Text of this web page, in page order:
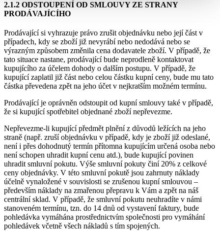
2.1.2 ODSTOUPENÍ OD SMLOUVY ZE STRANY
PRODÁVAJÍCÍHO
Prodávající si vyhrazuje právo zrušit objednávku nebo její část v
případech, kdy se zboží již nevyrábí nebo nedodává nebo se
výrazným způsobem změnila cena dodavatele zboží. V případě, že
tato situace nastane, prodávající bude neprodleně kontaktovat
kupujícího za účelem dohody o dalším postupu. V případě, že
kupující zaplatil již část nebo celou částku kupní ceny, bude mu tato
částka převedena zpět na jeho účet v nejkratším možném termínu.
Prodávající je oprávněn odstoupit od kupní smlouvy také v případě,
že si kupující spotřebitel objednané zboží nepřevezme.
Nepřevezme-li kupující předmět plnění z důvodů ležících na jeho
straně (např. zruší objednávku v případě, kdy je zboží již odeslané,
není i přes dohodnutý termín přítomna kupujícím určená osoba nebo
není schopen uhradit kupní cenu atd.), bude kupující povinen
uhradit smluvní pokutu. Výše smluvní pokuty činí 20% z celkové
ceny objednávky. V této smluvní pokutě jsou zahrnuty náklady
účelně vynaložené v souvislosti se zrušenou kupní smlouvou –
především náklady na zmařenou přepravu k Vám a zpět na náš
centrální sklad. V případě, že smluvní pokutu neuhradíte v námi
stanoveném termínu, tzn. do 14 dnů od vystavení faktury, bude
pohledávka vymáhána prostřednictvím společnosti pro vymáhání
pohledávek včetně všech nákladů s tím spojených.